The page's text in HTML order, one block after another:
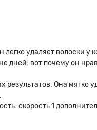
удаляет волоски у
дней: вот почему он
результатов. Она мягко
скорость 1